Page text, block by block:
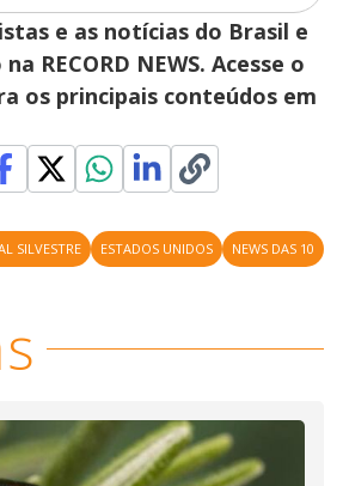
e as notícias do Brasil e
RECORD NEWS. Acesse o
os principais conteúdos em
SILVESTRE ESTADOS UNIDOS NEWS DAS 10